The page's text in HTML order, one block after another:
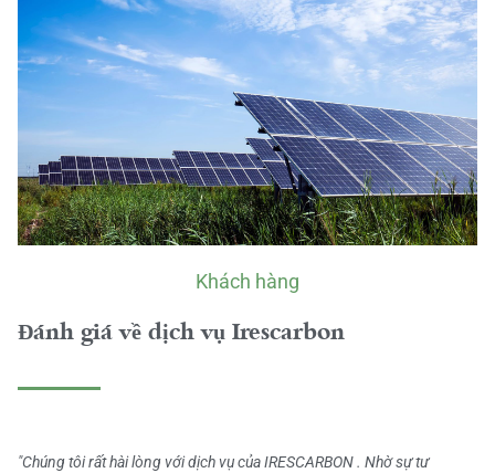
Khách hàng
Đánh giá về dịch vụ Irescarbon
"Chúng tôi rất hài lòng với dịch vụ của IRESCARBON . Nhờ sự tư